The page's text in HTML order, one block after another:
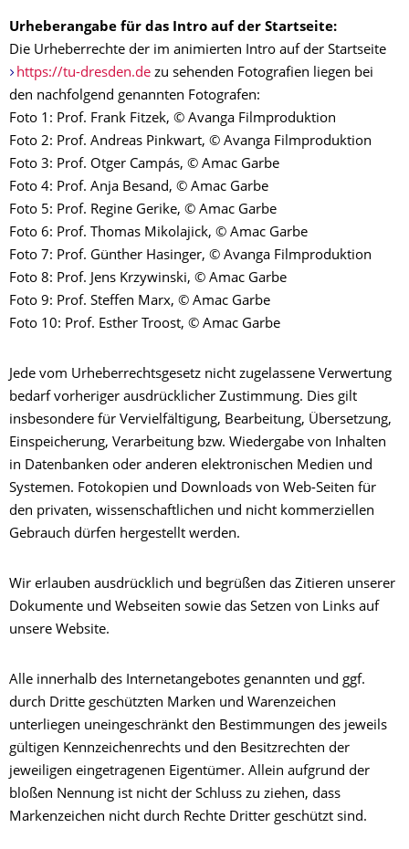
Urheberangabe für das Intro auf der Startseite:
Die Urheberrechte der im animierten Intro auf der Startseite
https://tu-dresden.dezu sehenden Fotografien liegen bei
den nachfolgend genannten Fotografen:
Foto 1: Prof. Frank Fitzek, © Avanga Filmproduktion
Foto 2: Prof. Andreas Pinkwart, © Avanga Filmproduktion
Foto 3: Prof. Otger Campás, © Amac Garbe
Foto 4: Prof. Anja Besand, © Amac Garbe
Foto 5: Prof. Regine Gerike, © Amac Garbe
Foto 6: Prof. Thomas Mikolajick, © Amac Garbe
Foto 7: Prof. Günther Hasinger, © Avanga Filmproduktion
Foto 8: Prof. Jens Krzywinski, © Amac Garbe
Foto 9: Prof. Steffen Marx, © Amac Garbe
Foto 10: Prof. Esther Troost, © Amac Garbe
Jede vom Urheberrechtsgesetz nicht zugelassene Verwertung
bedarf vorheriger ausdrücklicher Zustimmung. Dies gilt
insbesondere für Vervielfältigung, Bearbeitung, Übersetzung,
Einspeicherung, Verarbeitung bzw. Wiedergabe von Inhalten
in Datenbanken oder anderen elektronischen Medien und
Systemen. Fotokopien und Downloads von Web-Seiten für
den privaten, wissenschaftlichen und nicht kommerziellen
Gebrauch dürfen hergestellt werden.
Wir erlauben ausdrücklich und begrüßen das Zitieren unserer
Dokumente und Webseiten sowie das Setzen von Links auf
unsere Website.
Alle innerhalb des Internetangebotes genannten und ggf.
durch Dritte geschützten Marken und Warenzeichen
unterliegen uneingeschränkt den Bestimmungen des jeweils
gültigen Kennzeichenrechts und den Besitzrechten der
jeweiligen eingetragenen Eigentümer. Allein aufgrund der
bloßen Nennung ist nicht der Schluss zu ziehen, dass
Markenzeichen nicht durch Rechte Dritter geschützt sind.